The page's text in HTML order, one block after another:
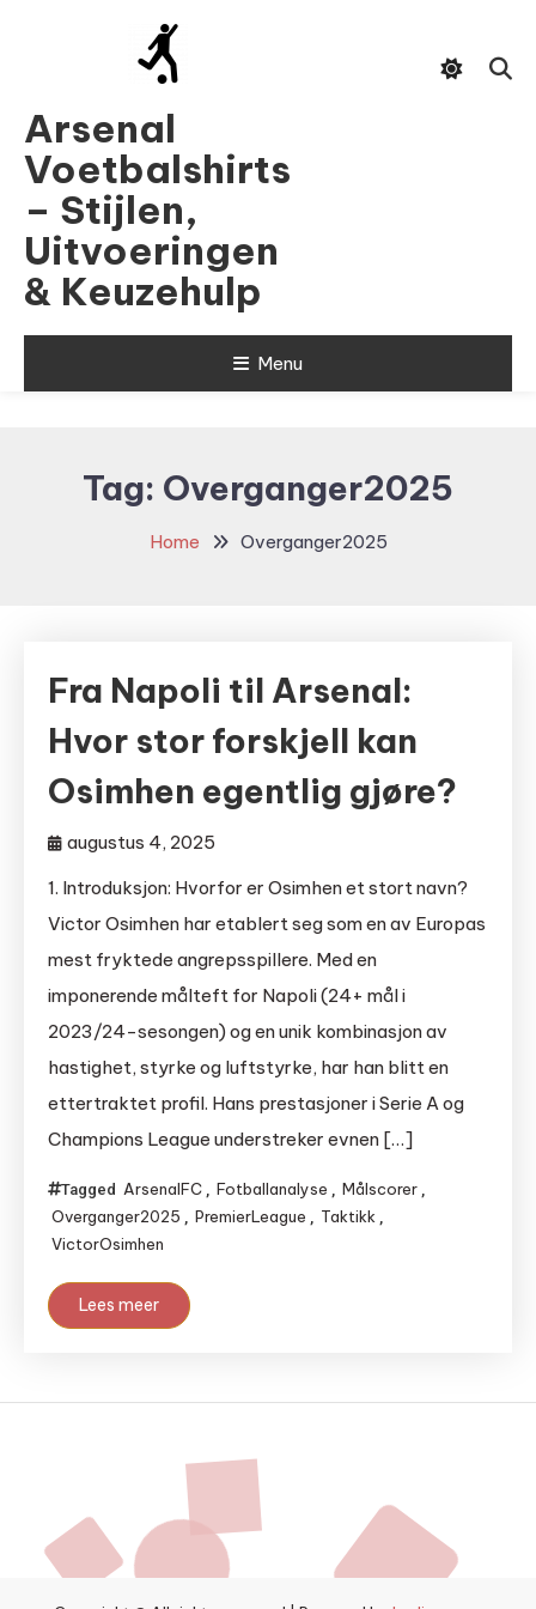
Arsenal
Voetbalshirts
– Stijlen,
Uitvoeringen
& Keuzehulp
Menu
Tag: Overganger2025
Home Overganger2025
Fra Napoli til Arsenal:
Hvor stor forskjell kan
Osimhen egentlig gjøre?
augustus 4, 2025
1. Introduksjon: Hvorfor er Osimhen et stort navn?
Victor Osimhen har etablert seg som en av Europas
mest fryktede angrepsspillere. Med en
imponerende målteft for Napoli (24+ mål i
2023/24-sesongen) og en unik kombinasjon av
hastighet, styrke og luftstyrke, har han blitt en
ettertraktet profil. Hans prestasjoner i Serie A og
Champions League understreker evnen […]
Tagged ArsenalFC , Fotballanalyse , Målscorer ,
Overganger2025 , PremierLeague , Taktikk ,
VictorOsimhen
Lees meer